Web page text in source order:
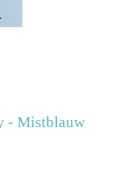
- Mistblauw